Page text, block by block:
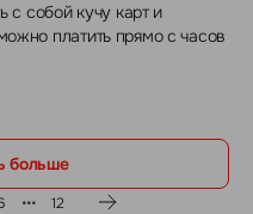
с собой кучу карт и
платить прямо с часов
12
больше